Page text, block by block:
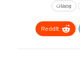
وصفات
ReddIt